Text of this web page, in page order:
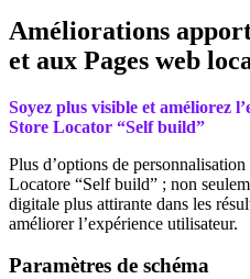
Améliorations
et aux Pages web
Soyez plus visible et améliorez
Store Locator “Self build”
Plus d’options de
Locatore “Self build” ; non
digitale plus attirante dans les
améliorer l’expérience utilisateur.
Paramètres de schéma